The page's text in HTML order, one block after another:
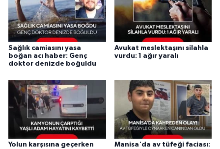
Sağlık camiasını yasa
boğan acı haber: Genç
doktor denizde boğuldu
Avukat meslektaşını silahla
vurdu: 1 ağır yaralı
Yolun karşısına geçerken
Manisa'da av tüfeği faciası: